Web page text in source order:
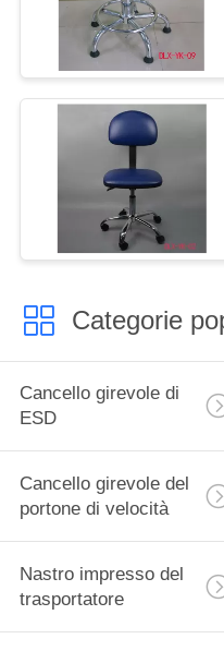
Categorie
Cancello girevole di
ESD
Cancello girevole del
portone di velocità
Nastro impresso del
trasportatore